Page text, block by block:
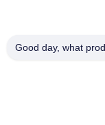
Good day, what